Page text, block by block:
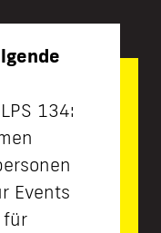
134:
Events
für